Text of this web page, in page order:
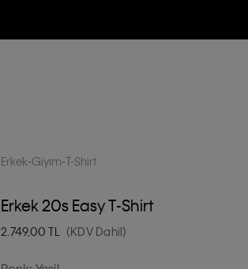
Erkek Giyim T-Shirt
Erkek 20s Easy T-Shirt
2.749,00 TL (KDV Dahil)